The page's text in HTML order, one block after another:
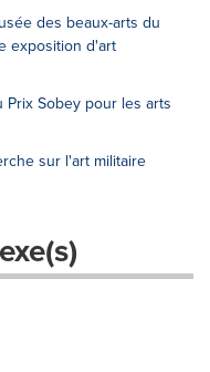
des beaux-arts du
exposition d'art
Sobey pour les arts
sur l'art militaire